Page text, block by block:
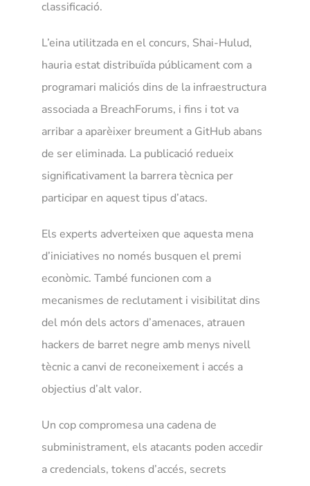
classificació.
L’eina utilitzada en el concurs, Shai-Hulud,
hauria estat distribuïda públicament com a
programari maliciós dins de la infraestructura
associada a BreachForums, i fins i tot va
arribar a aparèixer breument a GitHub abans
de ser eliminada. La publicació redueix
significativament la barrera tècnica per
participar en aquest tipus d’atacs.
Els experts adverteixen que aquesta mena
d’iniciatives no només busquen el premi
econòmic. També funcionen com a
mecanismes de reclutament i visibilitat dins
del món dels actors d’amenaces, atrauen
hackers de barret negre amb menys nivell
tècnic a canvi de reconeixement i accés a
objectius d’alt valor.
Un cop compromesa una cadena de
subministrament, els atacants poden accedir
a credencials, tokens d’accés, secrets